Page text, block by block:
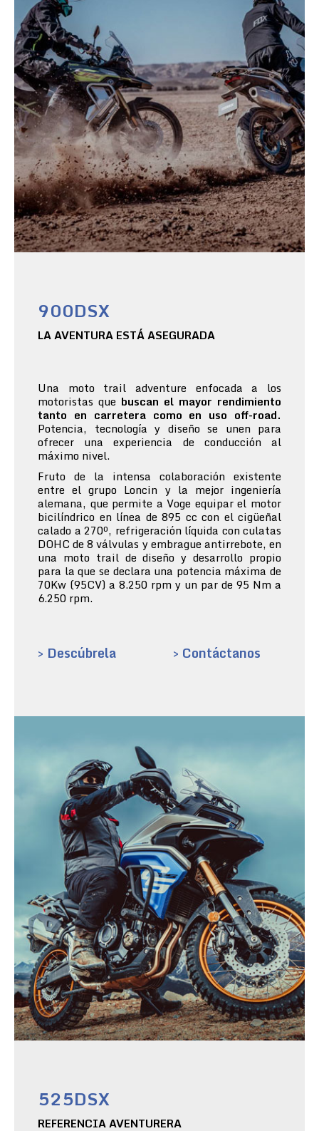
900DSX
LA AVENTURA ESTÁ ASEGURADA
Una moto trail adventure enfocada a los
motoristas que buscan el mayor rendimiento
tanto en carretera como en uso off-road.
Potencia, tecnología y diseño se unen para
ofrecer una experiencia de conducción al
máximo nivel.
Fruto de la intensa colaboración existente
entre el grupo Loncin y la mejor ingeniería
alemana, que permite a Voge equipar el motor
bicilíndrico en línea de 895 cc con el cigüeñal
calado a 270º, refrigeración líquida con culatas
DOHC de 8 válvulas y embrague antirrebote, en
una moto trail de diseño y desarrollo propio
para la que se declara una potencia máxima de
70Kw (95CV) a 8.250 rpm y un par de 95 Nm a
6.250 rpm.
> Descúbrela > Contáctanos
525DSX
REFERENCIA AVENTURERA